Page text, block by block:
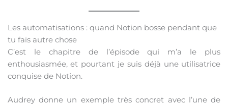
Les automatisations : quand Notion bosse pendant que
tu fais autre chose
C’est le chapitre de l’épisode qui m’a le plus
enthousiasmée, et pourtant je suis déjà une utilisatrice
conquise de Notion.
Audrey donne un exemple très concret avec l’une de